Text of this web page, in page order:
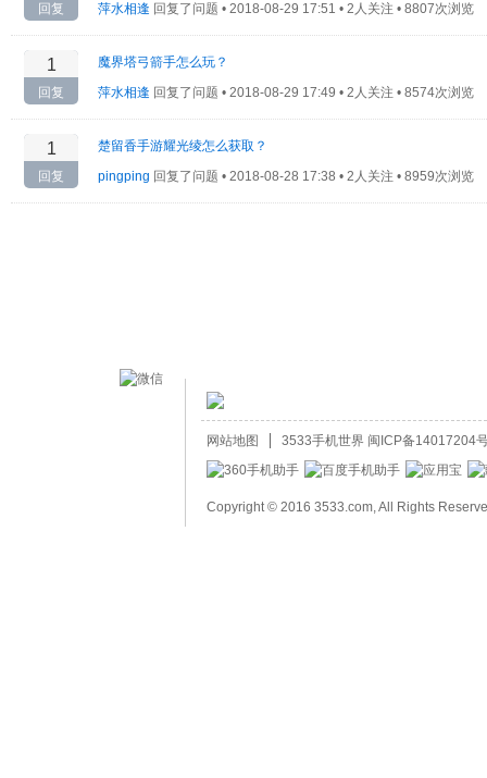
回复
萍水相逢 回复了问题 • 2018-08-29 17:51 • 2人关注 • 8807次浏览
1
回复
魔界塔弓箭手怎么玩？
萍水相逢 回复了问题 • 2018-08-29 17:49 • 2人关注 • 8574次浏览
1
回复
楚留香手游耀光绫怎么获取？
pingping 回复了问题 • 2018-08-28 17:38 • 2人关注 • 8959次浏览
网站地图 3533手机世界 闽ICP备14017204
Copyright © 2016 3533.com, All Rights